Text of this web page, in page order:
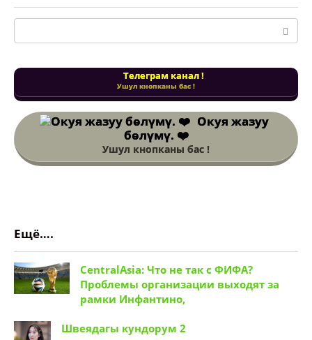
Поиск:
Телеграм канал !
Ушул кнопканы бас !
Окуя жазуу
бөлүмү. ❤️
Ушул кнопканы бас !
Ещё….
CentralAsia: Что не так с ФИФА?
Проблемы организации выходят за
рамки Инфантино,
Швеядагы кундорум 2